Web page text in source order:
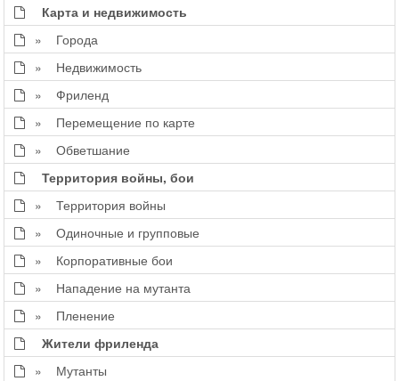
Карта и недвижимость
» Города
» Недвижимость
» Фриленд
» Перемещение по карте
» Обветшание
Территория войны, бои
» Территория войны
» Одиночные и групповые
» Корпоративные бои
» Нападение на мутанта
» Пленение
Жители фриленда
» Мутанты